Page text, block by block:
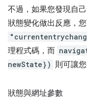
不過，如果您發現自
狀態變化做出反應，
理程式碼，而
newState}) 則可讓
狀態與網址參數